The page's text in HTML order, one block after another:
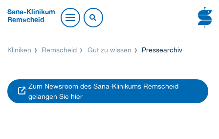
Sana-Klinikum
Remscheid
Kliniken Remscheid Gut zu wissen Pressearchiv
Zum Newsroom des Sana-Klinikums Remscheid
gelangen Sie hier